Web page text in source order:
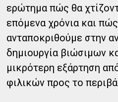
ερώτημα πώς θα
επόμενα χρόνια και
ανταποκριθούμε στην
δημιουργία βιώσιμων
μικρότερη εξάρτηση
φιλικών προς το